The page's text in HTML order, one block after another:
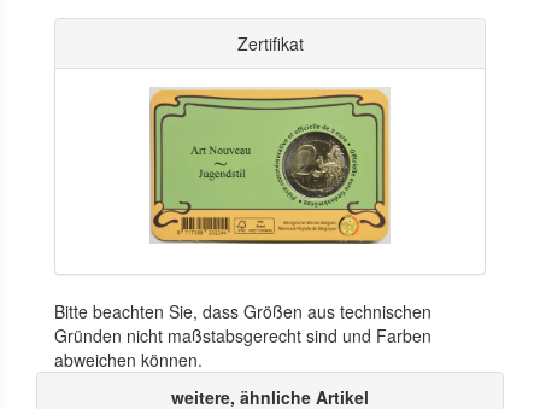
Zertifikat
Bitte beachten Sie, dass Größen aus technischen
Gründen nicht maßstabsgerecht sind und Farben
abweichen können.
weitere, ähnliche Artikel